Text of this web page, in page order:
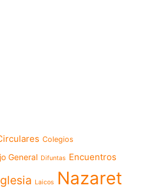
Colegios
General Difuntas Encuentros
Laicos
Nazaret